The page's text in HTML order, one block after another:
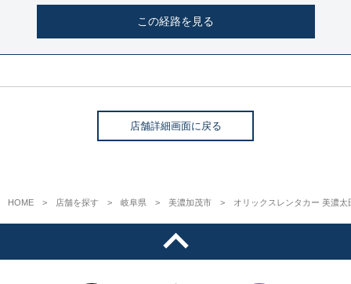
この経路を見る
店舗詳細画面に戻る
HOME 店舗を探す 岐阜県 美濃加茂市 オリックスレンタカー 美濃太